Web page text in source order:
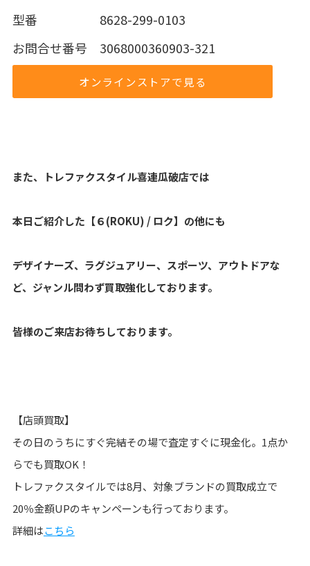
型番 8628-299-0103
お問合せ番号 3068000360903-321
オンラインストアで見る
また、トレファクスタイル喜連瓜破店では
本日ご紹介した【６(ROKU) / ロク】の他にも
デザイナーズ、ラグジュアリー、スポーツ、アウトドアな
ど、ジャンル問わず買取強化しております。
皆様のご来店お待ちしております。
【店頭買取】
その日のうちにすぐ完結その場で査定すぐに現金化。1点か
らでも買取OK！
トレファクスタイルでは8月、対象ブランドの買取成立で
20％金額UPのキャンペーンも行っております。
詳細はこちら